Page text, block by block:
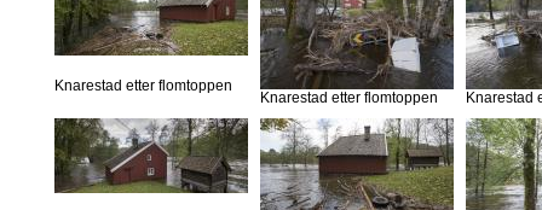
Knarestad etter flomtoppen
Knarestad etter flomtoppen Knarestad